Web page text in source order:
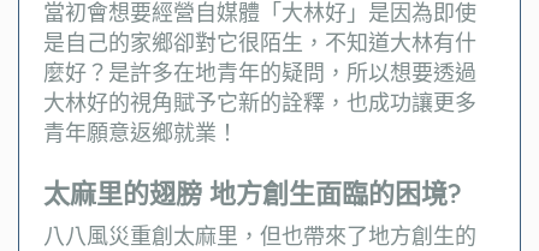
當初會想要經營自媒體「大林好」是因為即使
是自己的家鄉卻對它很陌生，不知道大林有什
麼好？是許多在地青年的疑問，所以想要透過
大林好的視角賦予它新的詮釋，也成功讓更多
青年願意返鄉就業！
太麻里的翅膀 地方創生面臨的困境?
八八風災重創太麻里，但也帶來了地方創生的